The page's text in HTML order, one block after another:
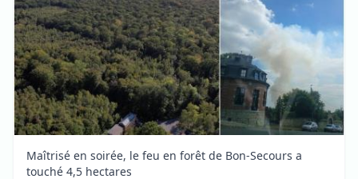
Maîtrisé en soirée, le feu en forêt de Bon-Secours a
touché 4,5 hectares